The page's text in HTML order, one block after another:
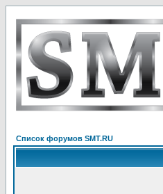
Список форумов SMT.RU